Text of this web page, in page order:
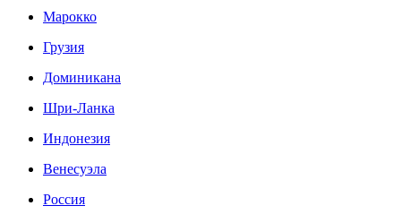
Марокко
Грузия
Доминикана
Шри-Ланка
Индонезия
Венесуэла
Россия